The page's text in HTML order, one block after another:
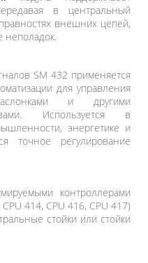
в центральный
внешних цепей,
неполадок.
SM 432 применяется
для управления
и другими
Используется в
энергетике и
точное регулирование
контроллерами
414, CPU 416, CPU 417)
стойки или стойки